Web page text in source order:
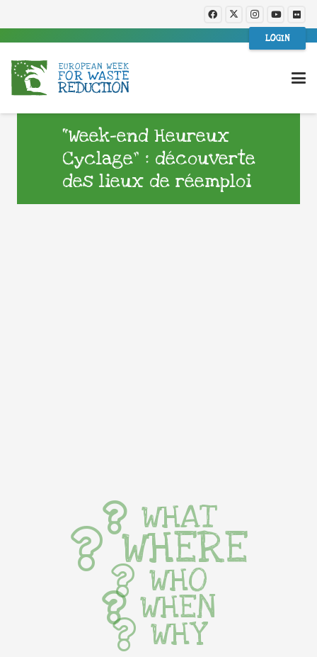
LOGIN
“Week-end Heureux
Cyclage” : découverte
des lieux de réemploi
WHAT
WHERE
WHO
WHEN
WHY